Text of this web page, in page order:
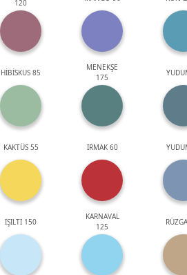
120
HİBİSKUS 85
MENEKŞE
175
KAKTÜS 55 IRMAK 60
IŞILTI 150
KARNAVAL
125